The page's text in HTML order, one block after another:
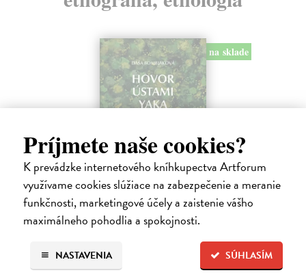
Príjmete naše cookies?
K prevádzke internetového kníhkupectva Artforum
využívame cookies slúžiace na zabezpečenie a meranie
funkčnosti, marketingové účely a zaistenie vášho
maximálneho pohodlia a spokojnosti.
SÚHLASÍM
NASTAVENIA
na sklade
Hovor ústami Yaka
Bombjaková Daša| Kniha
Ich deti denne prejdú rukami aj dvadsiatich rôznych ľudí. Nepoznajú
koncept viny, netolerujú chvastanie a namiesto o vzdelávaní hovoria o
zdieľaní múdrosti a dozrievaní.